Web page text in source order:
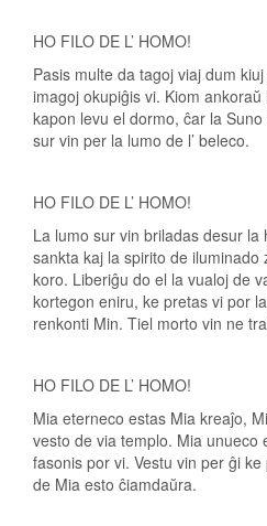
HO FILO DE L’ HOMO!
Pasis multe da tagoj viaj dum
imagoj okupiĝis vi. Kiom
kapon levu el dormo, ĉar la
sur vin per la lumo de l’ beleco.
HO FILO DE L’ HOMO!
La lumo sur vin briladas desur la
sankta kaj la spirito de iluminado
koro. Liberiĝu do el la vualoj de
kortegon eniru, ke pretas vi por
renkonti Min. Tiel morto vin ne
HO FILO DE L’ HOMO!
Mia eterneco estas Mia kreaĵo,
vesto de via templo. Mia unueco
fasonis por vi. Vestu vin per ĝi
de Mia esto ĉiamdaŭra.